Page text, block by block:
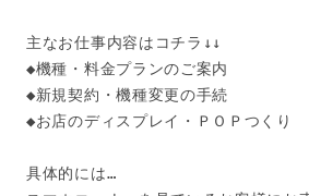
主なお仕事内容はコチラ↓↓
◆機種・料金プランのご案内
◆新規契約・機種変更の手続
◆お店のディスプレイ・ＰＯＰつくり
具体的には…